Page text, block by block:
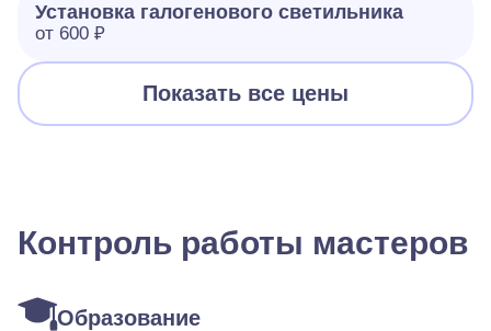
Установка галогенового светильника
от 600 ₽
Показать все цены
Контроль работы мастеров
Образование